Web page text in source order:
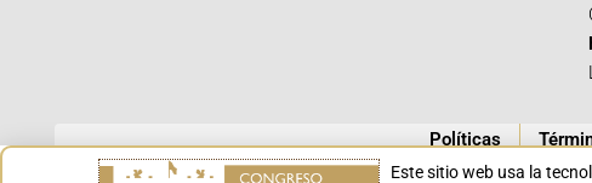
Políticas
Este sitio web usa la